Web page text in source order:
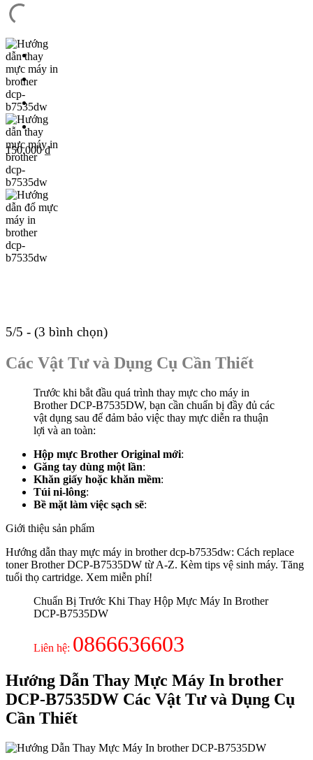
150.000₫
5/5 - (3 bình chọn)
Các Vật Tư và Dụng Cụ Cần Thiết
Trước khi bắt đầu quá trình thay mực cho máy in
Brother DCP-B7535DW, bạn cần chuẩn bị đầy đủ các
vật dụng sau để đảm bảo việc thay mực diễn ra thuận
lợi và an toàn:
Hộp mực Brother Original mới:
Găng tay dùng một lần:
Khăn giấy hoặc khăn mềm:
Túi ni-lông:
Bề mặt làm việc sạch sẽ:
Giới thiệu sản phẩm
Hướng dẫn thay mực máy in brother dcp-b7535dw: Cách replace
toner Brother DCP-B7535DW từ A-Z. Kèm tips vệ sinh máy. Tăng
tuổi thọ cartridge. Xem miễn phí!
Chuẩn Bị Trước Khi Thay Hộp Mực Máy In Brother
DCP-B7535DW
Liên hệ: 0866636603
Hướng Dẫn Thay Mực Máy In brother
DCP-B7535DW Các Vật Tư và Dụng Cụ
Cần Thiết